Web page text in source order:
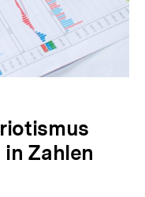
Zahlen